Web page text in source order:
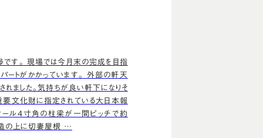
す。 現場では今月末の完成を目指
ートがかかっています。 外部の軒天
れました。気持ちが良い軒下になりそ
要文化財に指定されている大日本報
ール4寸角の柱梁が一間ピッチで約
の上に切妻屋根 …